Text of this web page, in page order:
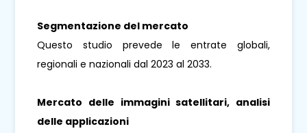
Segmentazione del mercato
Questo studio prevede le entrate globali,
regionali e nazionali dal 2023 al 2033.
Mercato delle immagini satellitari, analisi
delle applicazioni